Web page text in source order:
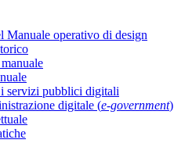
Manuale operativo di design
servizi pubblici digitali
digitale (e-government)